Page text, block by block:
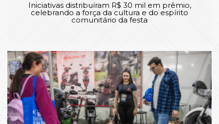
Iniciativas distribuíram R$ 30 mil em prêmio,
celebrando a força da cultura e do espírito
comunitário da festa